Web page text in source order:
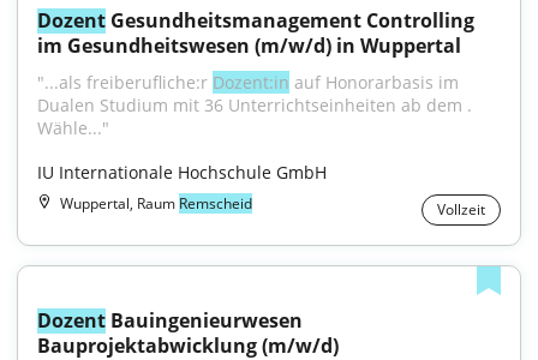
Dozent Gesundheitsmanagement Controlling
im Gesundheitswesen (m/w/d) in Wuppertal
"...als freiberufliche:r Dozent:in auf Honorarbasis im
Dualen Studium mit 36 Unterrichtseinheiten ab dem .
Wähle..."
IU Internationale Hochschule GmbH
Wuppertal, Raum Remscheid Vollzeit
Dozent Bauingenieurwesen
Bauprojektabwicklung (m/w/d)